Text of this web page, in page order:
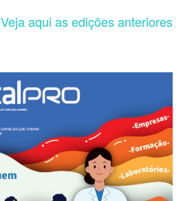
Veja aqui as edições anteriores